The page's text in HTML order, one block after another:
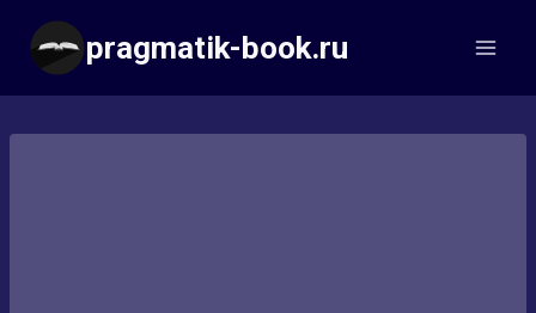
Перейти
содержимому
pragmatik-book.ru